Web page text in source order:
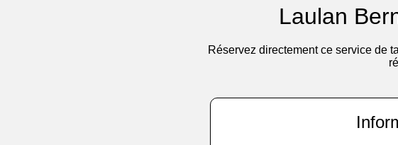
Laulan
Réservez directement ce service de